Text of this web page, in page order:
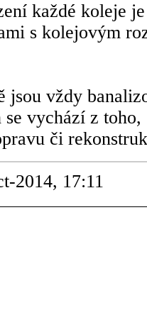
každé koleje
s kolejovým
jsou vždy
vychází z toho,
či
2014, 17:11